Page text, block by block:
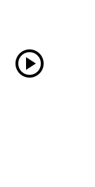
play_circle